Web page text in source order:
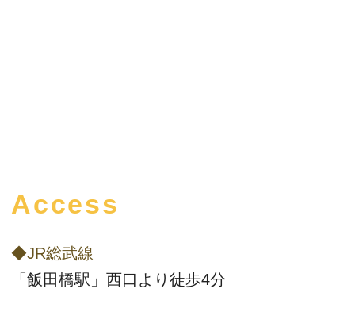
Access
◆JR総武線
「飯田橋駅」西口より徒歩4分